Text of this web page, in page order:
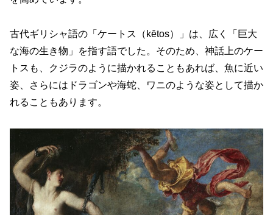
古代ギリシャ語の「ケートス（kētos）」は、広く「巨大
な海の生き物」を指す語でした。そのため、神話上のケー
トスも、クジラのように描かれることもあれば、魚に近い
姿、さらにはドラゴンや海蛇、ワニのような姿として描か
れることもあります。